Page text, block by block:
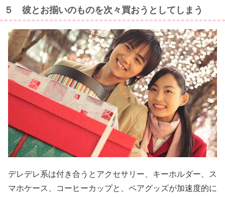
５ 彼とお揃いのものを次々買おうとしてしまう
デレデレ系は付き合うとアクセサリー、キーホルダー、ス
マホケース、コーヒーカップと、ペアグッズが加速度的に